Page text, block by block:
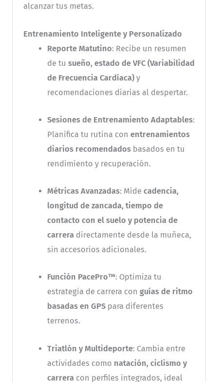
alcanzar tus metas.
Entrenamiento Inteligente y Personalizado
Reporte Matutino: Recibe un resumen
de tu sueño, estado de VFC (Variabilidad
de Frecuencia Cardíaca)y
recomendaciones diarias al despertar.
Sesiones de Entrenamiento Adaptables:
Planifica tu rutina con entrenamientos
diarios recomendadosbasados en tu
rendimiento y recuperación.
Métricas Avanzadas: Mide cadencia,
longitud de zancada, tiempo de
contacto con el suelo y potencia de
carreradirectamente desde la muñeca,
sin accesorios adicionales.
Función PacePro™: Optimiza tu
estrategia de carrera con guías de ritmo
basadas en GPSpara diferentes
terrenos.
Triatlón y Multideporte: Cambia entre
actividades como natación, ciclismo y
carreracon perfiles integrados, ideal